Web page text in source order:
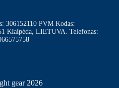
306152110 PVM Kodas:
Klaipėda, LIETUVA. Telefonas:
gear 2026